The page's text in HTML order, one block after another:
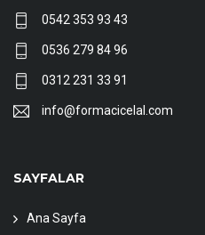
0542 353 93 43
0536 279 84 96
0312 231 33 91
info@formacicelal.com
SAYFALAR
Ana Sayfa